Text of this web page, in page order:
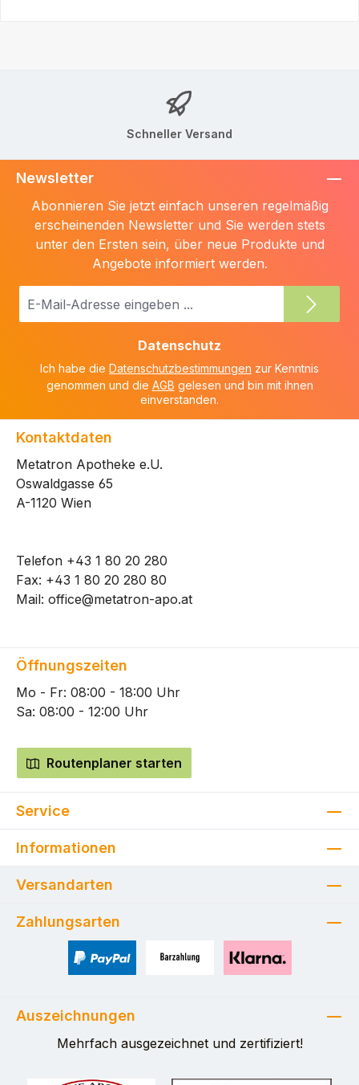
Schneller Versand
Newsletter
Abonnieren Sie jetzt einfach unseren regelmäßig
erscheinenden Newsletter und Sie werden stets
unter den Ersten sein, über neue Produkte und
Angebote informiert werden.
E-
Datenschutz
Ich habe die Datenschutzbestimmungen zur Kenntnis
genommen und die AGB gelesen und bin mit ihnen
einverstanden.
Kontaktdaten
Metatron Apotheke e.U.
Oswaldgasse 65
A-1120 Wien
Telefon +43 1 80 20 280
Fax: +43 1 80 20 280 80
Mail: office@metatron-apo.at
Öffnungszeiten
Mo - Fr: 08:00 - 18:00 Uhr
Sa: 08:00 - 12:00 Uhr
Routenplaner starten
Service
Informationen
Versandarten
Zahlungsarten
Auszeichnungen
Mehrfach ausgezeichnet und zertifiziert!